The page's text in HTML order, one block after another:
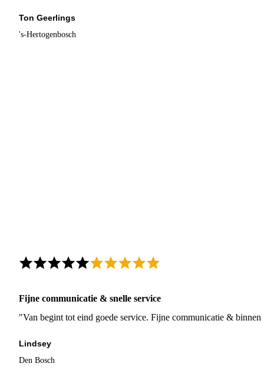
Ton Geerlings
's-Hertogenbosch
Fijne communicatie & snelle service
"Van begint tot eind goede service. Fijne communicatie &
Lindsey
Den Bosch